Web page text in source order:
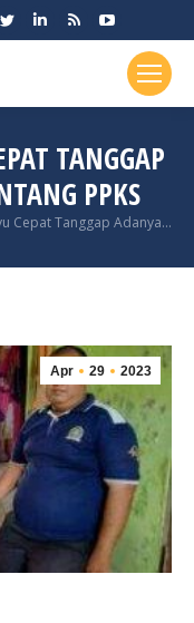
Twitter
in
window
Linkedin
in
window
Rss
opens
in
window
YouTube
page
opens
in
window
TANGGAP
PPKS
Cepat Tanggap Adanya…
Apr 29 2023